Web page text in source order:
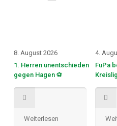
8. August 2026
1. Herren unentschieden
gegen Hagen ⚽
Weiterlesen
4.
FuPa